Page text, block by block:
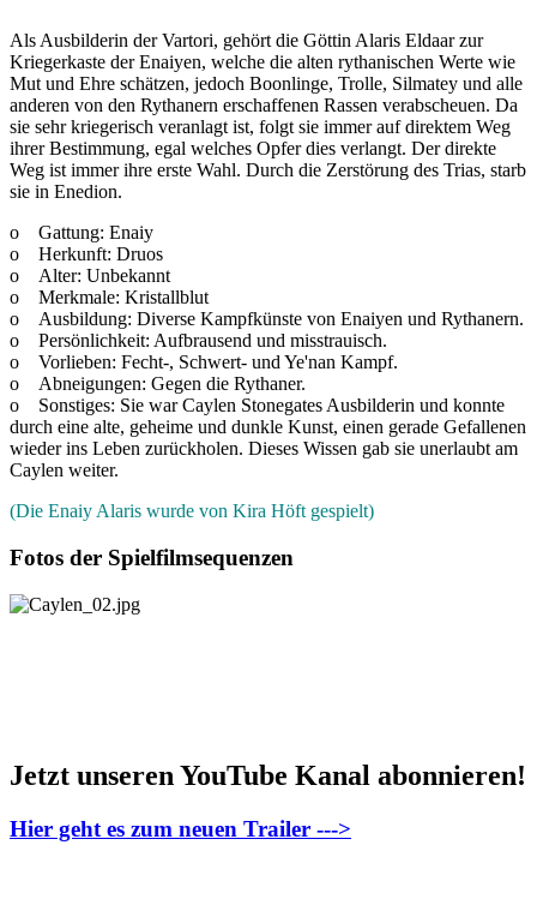
Als Ausbilderin der Vartori, gehört die Göttin Alaris Eldaar zur
Kriegerkaste der Enaiyen, welche die alten rythanischen Werte wie
Mut und Ehre schätzen, jedoch Boonlinge, Trolle, Silmatey und alle
anderen von den Rythanern erschaffenen Rassen verabscheuen. Da
sie sehr kriegerisch veranlagt ist, folgt sie immer auf direktem Weg
ihrer Bestimmung, egal welches Opfer dies verlangt. Der direkte
Weg ist immer ihre erste Wahl. Durch die Zerstörung des Trias, starb
sie in Enedion.
o Gattung: Enaiy
o Herkunft: Druos
o Alter: Unbekannt
o Merkmale: Kristallblut
o Ausbildung: Diverse Kampfkünste von Enaiyen und Rythanern.
o Persönlichkeit: Aufbrausend und misstrauisch.
o Vorlieben: Fecht-, Schwert- und Ye'nan Kampf.
o Abneigungen: Gegen die Rythaner.
o Sonstiges: Sie war Caylen Stonegates Ausbilderin und konnte
durch eine alte, geheime und dunkle Kunst, einen gerade Gefallenen
wieder ins Leben zurückholen. Dieses Wissen gab sie unerlaubt am
Caylen weiter.
(Die Enaiy Alaris wurde von Kira Höft gespielt)
Fotos der Spielfilmsequenzen
Jetzt unseren YouTube Kanal abonnieren!
Hier geht es zum neuen Trailer --->